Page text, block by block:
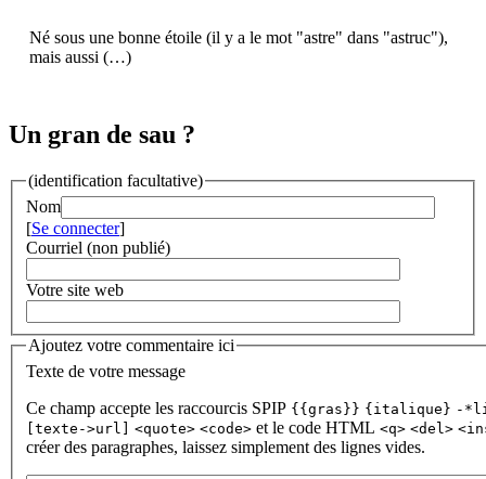
Né sous une bonne étoile (il y a le mot "astre" dans "astruc"),
mais aussi (…)
Un gran de sau ?
(identification facultative)
Nom
[Se connecter]
Courriel (non publié)
Votre site web
Ajoutez votre commentaire ici
Texte de votre message
Ce champ accepte les raccourcis SPIP {{gras}} {italique} -
[texte->url] <quote> <code> et le code HTML <q> <del>
créer des paragraphes, laissez simplement des lignes vides.